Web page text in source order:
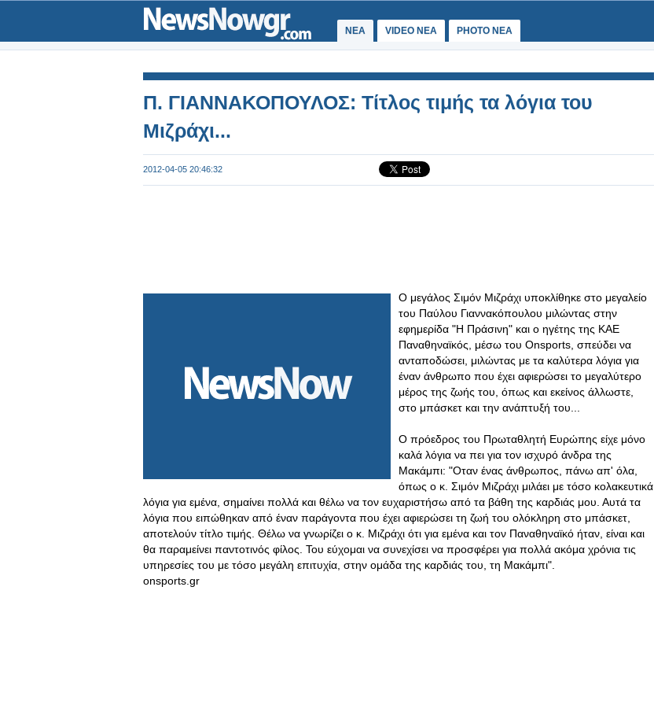
ΝΕΑ VIDEO NEA PHOTO NEA
Π. ΓΙΑΝΝΑΚΟΠΟΥΛΟΣ: Τίτλος τιμής τα λόγια του
Μιζράχι...
2012-04-05 20:46:32
Ο μεγάλος Σιμόν Μιζράχι υποκλίθηκε στο μεγαλείο
του Παύλου Γιαννακόπουλου μιλώντας στην
εφημερίδα "H Πράσινη" και ο ηγέτης της ΚΑΕ
Παναθηναϊκός, μέσω του Onsports, σπεύδει να
ανταποδώσει, μιλώντας με τα καλύτερα λόγια για
έναν άνθρωπο που έχει αφιερώσει το μεγαλύτερο
μέρος της ζωής του, όπως και εκείνος άλλωστε,
στο μπάσκετ και την ανάπτυξή του...
Ο πρόεδρος του Πρωταθλητή Ευρώπης είχε μόνο
καλά λόγια να πει για τον ισχυρό άνδρα της
Μακάμπι: "Οταν ένας άνθρωπος, πάνω απ' όλα,
όπως ο κ. Σιμόν Μιζράχι μιλάει με τόσο κολακευτικά
λόγια για εμένα, σημαίνει πολλά και θέλω να τον ευχαριστήσω από τα βάθη της καρδιάς μου. Αυτά τα
λόγια που ειπώθηκαν από έναν παράγοντα που έχει αφιερώσει τη ζωή του ολόκληρη στο μπάσκετ,
αποτελούν τίτλο τιμής. Θέλω να γνωρίζει ο κ. Μιζράχι ότι για εμένα και τον Παναθηναϊκό ήταν, είναι και
θα παραμείνει παντοτινός φίλος. Του εύχομαι να συνεχίσει να προσφέρει για πολλά ακόμα χρόνια τις
υπηρεσίες του με τόσο μεγάλη επιτυχία, στην ομάδα της καρδιάς του, τη Μακάμπι".
onsports.gr